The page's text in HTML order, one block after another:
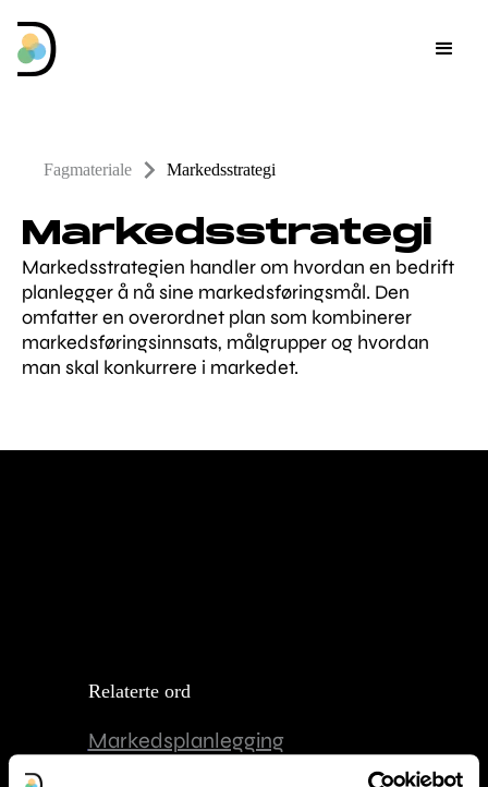
Fagmateriale Markedsstrategi
Markedsstrategi
Markedsstrategien handler om hvordan en bedrift
planlegger å nå sine markedsføringsmål. Den
omfatter en overordnet plan som kombinerer
markedsføringsinnsats, målgrupper og hvordan
man skal konkurrere i markedet.
Relaterte ord
Markedsplanlegging
Markedssegmentering